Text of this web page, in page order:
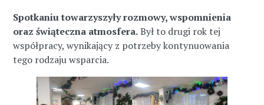
Spotkaniu towarzyszyły rozmowy, wspomnienia
oraz świąteczna atmosfera.Był to drugi rok tej
współpracy, wynikający z potrzeby kontynuowania
tego rodzaju wsparcia.